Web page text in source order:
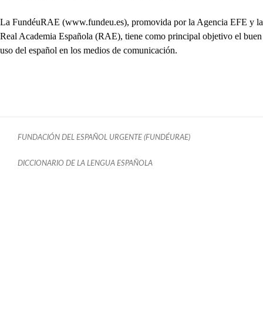
La FundéuRAE (www.fundeu.es), promovida por la Agencia EFE y la
Real Academia Española (RAE), tiene como principal objetivo el buen
uso del español en los medios de comunicación.
FUNDACIÓN DEL ESPAÑOL URGENTE (FUNDÉURAE)
DICCIONARIO DE LA LENGUA ESPAÑOLA